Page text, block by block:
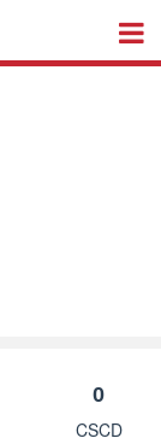
0
CSCD